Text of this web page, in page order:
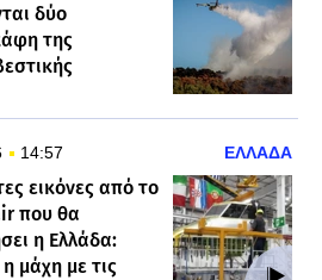
δύο
της
14:57 ΕΛΛΑΔΑ
εικόνες από το
που θα
η Ελλάδα:
μάχη με τις